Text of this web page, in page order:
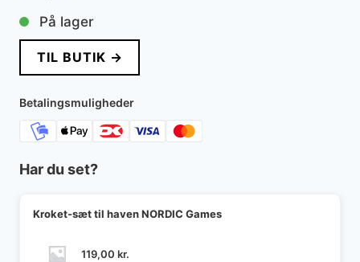
På lager
TIL BUTIK →
Betalingsmuligheder
Har du set?
Kroket-sæt til haven NORDIC Games
119,00 kr.